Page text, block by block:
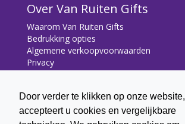
Door verder te klikken op onze website,
accepteert u cookies en vergelijkbare
Over Van Ruiten Gifts
Waarom Van Ruiten Gifts
Bedrukking opties
Algemene verkoopvoorwaarden
Privacy
Contact
Contact